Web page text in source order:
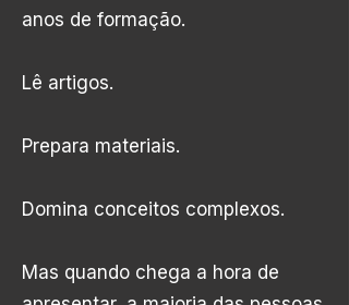
anos de formação.
Lê artigos.
Prepara materiais.
Domina conceitos complexos.
Mas quando chega a hora de